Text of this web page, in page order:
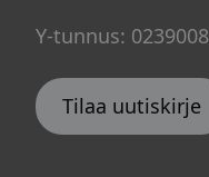
Y-tunnus:
Tilaa uutiskirje